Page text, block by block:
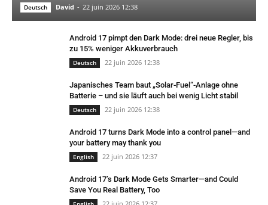
Deutsch David - 22 juin 2026 12:38
Android 17 pimpt den Dark Mode: drei neue Regler, bis
zu 15% weniger Akkuverbrauch
Deutsch 22 juin 2026 12:38
Japanisches Team baut „Solar-Fuel“-Anlage ohne
Batterie – und sie läuft auch bei wenig Licht stabil
Deutsch 22 juin 2026 12:38
Android 17 turns Dark Mode into a control panel—and
your battery may thank you
English 22 juin 2026 12:37
Android 17’s Dark Mode Gets Smarter—and Could
Save You Real Battery, Too